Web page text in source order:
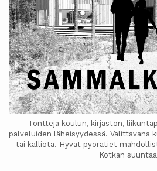
Tontteja koulun, kirjaston,
palveluiden läheisyydessä. Valittavana
tai kalliota. Hyvät pyörätiet
Kotkan